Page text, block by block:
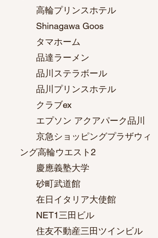
高輪プリンスホテル
Shinagawa Goos
タマホーム
品達ラーメン
品川ステラボール
品川プリンスホテル
クラブex
エプソン アクアパーク品川
京急ショッピングプラザウィ
ング高輪ウエスト2
慶應義塾大学
砂町武道館
在日イタリア大使館
NET1三田ビル
住友不動産三田ツインビル